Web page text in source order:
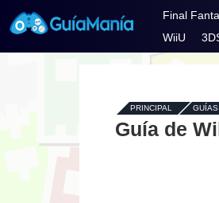
Final
WiiU
PRINCIPAL - GUÍAS
Guía de